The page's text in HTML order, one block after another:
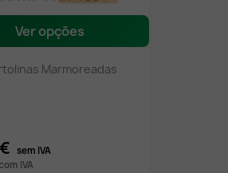
Ver opções
Marmoreadas
sem IVA
IVA